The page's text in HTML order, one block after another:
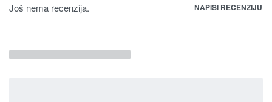
Još nema recenzija. NAPIŠI RECENZIJU